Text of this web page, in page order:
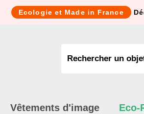
Ecologie et Made in France
Vêtements d'image Eco-